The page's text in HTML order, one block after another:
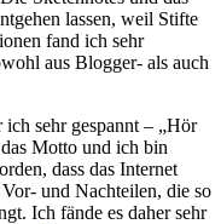
lassen, weil Stifte
fand ich sehr
aus Blogger- als auch
sehr gespannt – „Hör
Motto und ich bin
dass das Internet
und Nachteilen, die so
Ich fände es daher sehr